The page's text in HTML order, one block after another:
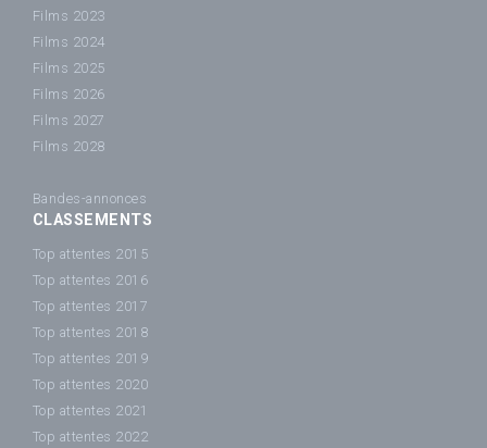
Films 2023
Films 2024
Films 2025
Films 2026
Films 2027
Films 2028
Bandes-annonces
CLASSEMENTS
Top attentes 2015
Top attentes 2016
Top attentes 2017
Top attentes 2018
Top attentes 2019
Top attentes 2020
Top attentes 2021
Top attentes 2022